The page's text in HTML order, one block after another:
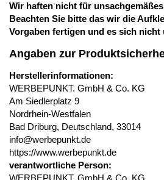
Wir haften nicht für
Beachten Sie bitte das wir die
Vorgaben fertigen und es sich nicht
Angaben zur
Herstellerinformationen:
WERBEPUNKT. GmbH & Co. KG
Am Siedlerplatz 9
Nordrhein-Westfalen
Bad Driburg, Deutschland, 33014
info@werbepunkt.de
https://www.werbepunkt.de
verantwortliche Person: